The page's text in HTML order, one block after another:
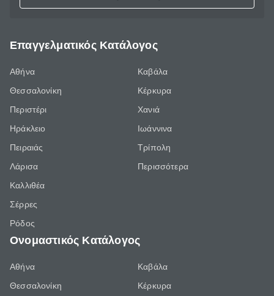
Επαγγελματικός Κατάλογος
Αθήνα
Θεσσαλονίκη
Περιστέρι
Ηράκλειο
Πειραιάς
Λάρισα
Καλλιθέα
Σέρρες
Ρόδος
Καβάλα
Κέρκυρα
Χανιά
Ιωάννινα
Τρίπολη
Περισσότερα
Ονομαστικός Κατάλογος
Αθήνα
Θεσσαλονίκη
Καβάλα
Κέρκυρα